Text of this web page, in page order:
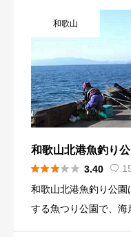
ただけます。 マダイ
堀」、和歌浦に連な
園」。 どちらも、家
スメです。 スタッフ
しております。
和歌山
和歌山北港魚釣り公
 3.40 
和歌山北港魚釣り公
する魚つり公園で、海